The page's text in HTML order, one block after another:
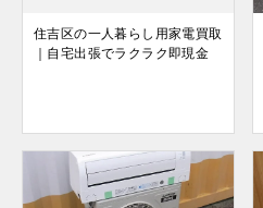
住吉区の一人暮らし用家電買取
｜自宅出張でラクラク即現金